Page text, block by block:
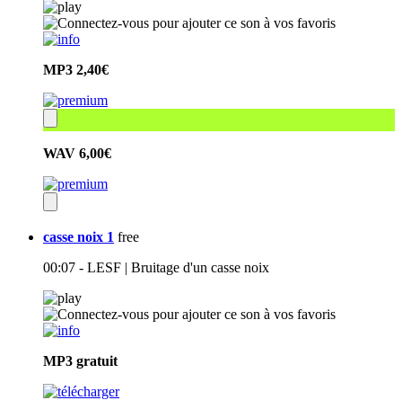
MP3 2,40€
WAV 6,00€
casse noix 1 free
00:07 - LESF | Bruitage d'un casse noix
MP3 gratuit